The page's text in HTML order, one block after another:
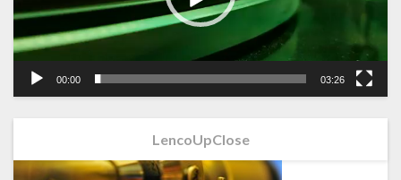
00:00 03:26
LencoUpClose